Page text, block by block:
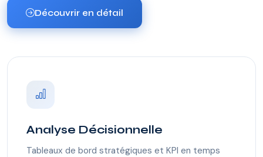
Découvrir en détail
Analyse Décisionnelle
Tableaux de bord stratégiques et KPI en temps